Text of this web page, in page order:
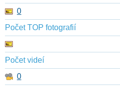
0
Počet TOP fotografií
Počet videí
0